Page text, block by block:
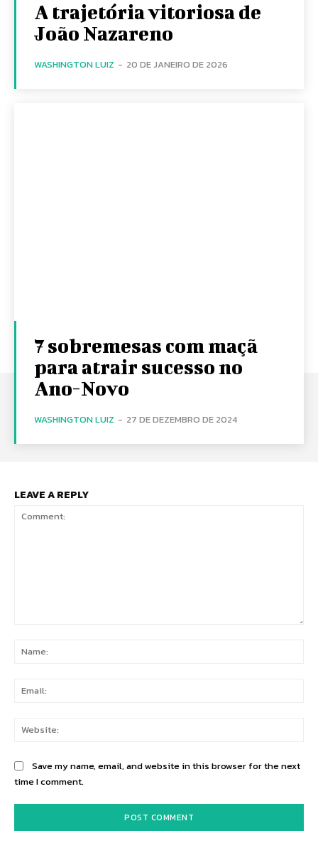
A trajetória vitoriosa de
João Nazareno
WASHINGTON LUIZ - 20 DE JANEIRO DE 2026
7 sobremesas com maçã
para atrair sucesso no
Ano-Novo
WASHINGTON LUIZ - 27 DE DEZEMBRO DE 2024
LEAVE A REPLY
Save my name, email, and website in this browser for the next
time I comment.